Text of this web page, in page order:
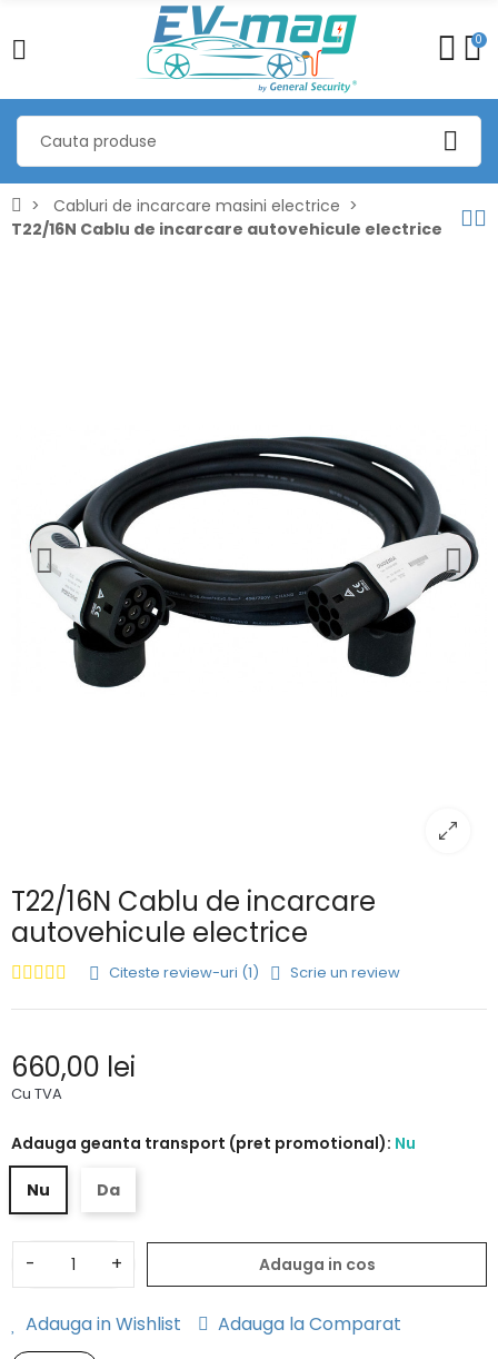
0
Cabluri de incarcare masini electrice
T22/16N Cablu de incarcare autovehicule electrice
T22/16N Cablu de incarcare
autovehicule electrice
Citeste review-uri (1) Scrie un review
660,00 lei
Cu TVA
Adauga geanta transport (pret promotional): Nu
Nu Da
- + Adauga in cos
Adauga in Wishlist Adauga la Comparat